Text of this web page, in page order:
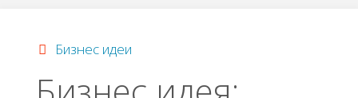
Бизнес идеи